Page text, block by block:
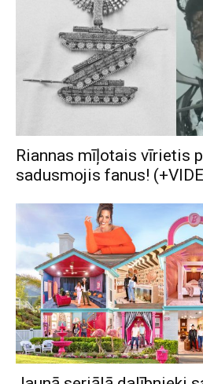
Riannas mīļotais vīrietis
sadusmojis fanus!